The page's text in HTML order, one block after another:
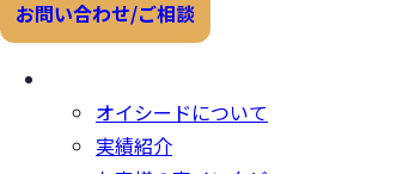
お問い合わせ/ご相談
オイシードについて
実績紹介